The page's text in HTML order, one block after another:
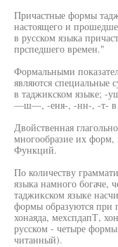
Причастные формы
настоящего и
в русском языка
прспедшего времен."
Формальными
являются специальные
в таджикском языке;
—ш—, -еня-, -нн-, -т- в
Двойственная
многообразие их форм,
Функций.
По количеству
языка намного богаче,
таджикском языке
формы образуются при
хонаяда, мехспдапТ,
русском - четыре
читанный).